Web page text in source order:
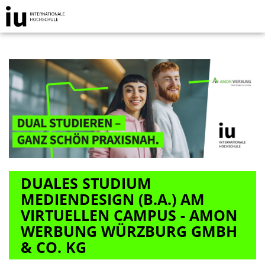
DUALES STUDIUM
MEDIENDESIGN (B.A.) AM
VIRTUELLEN CAMPUS - AMON
WERBUNG WÜRZBURG GMBH
& CO. KG